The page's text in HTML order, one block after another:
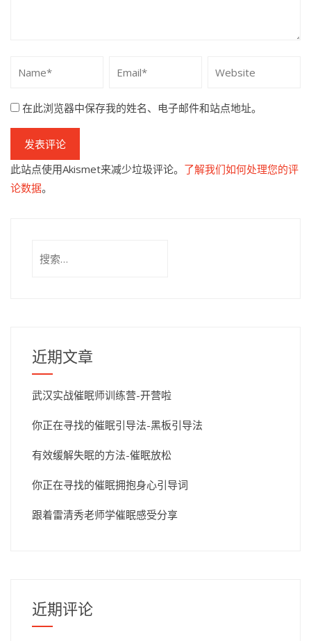
在此浏览器中保存我的姓名、电子邮件和站点地址。
此站点使用Akismet来减少垃圾评论。 了解我们如何处理您的评
论数据。
索：
近期文章
武汉实战催眠师训练营-开营啦
你正在寻找的催眠引导法-黑板引导法
有效缓解失眠的方法-催眠放松
你正在寻找的催眠拥抱身心引导词
跟着雷清秀老师学催眠感受分享
近期评论